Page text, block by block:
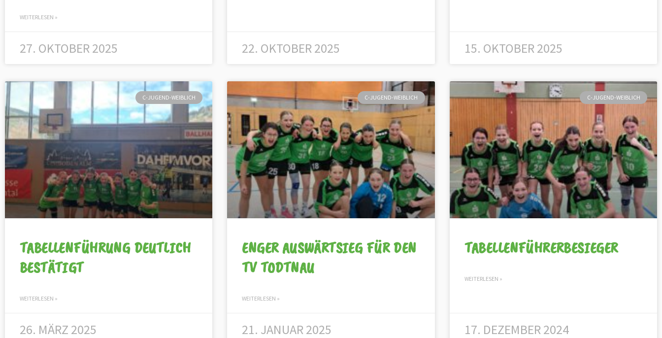
WEITERLESEN »
27. OKTOBER 2025 22. OKTOBER 2025 15. OKTOBER 2025
C-JUGEND-WEIBLICH
TABELLENFÜHRUNG DEUTLICH
BESTÄTIGT
WEITERLESEN »
26. MÄRZ 2025
C-JUGEND-WEIBLICH
ENGER AUSWÄRTSIEG FÜR DEN
TV TODTNAU
WEITERLESEN »
21. JANUAR 2025
C-JUGEND-WEIBLICH
TABELLENFÜHRERBESIEGER
WEITERLESEN »
17. DEZEMBER 2024